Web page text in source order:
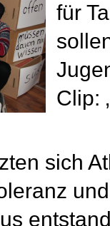
für
Clip:
sich